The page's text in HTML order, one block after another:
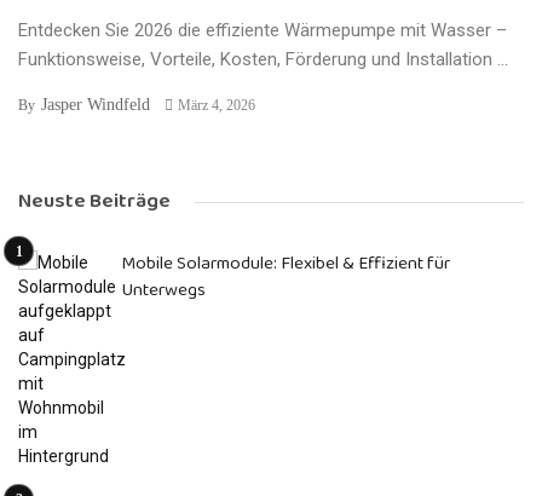
Entdecken Sie 2026 die effiziente Wärmepumpe mit Wasser –
Funktionsweise, Vorteile, Kosten, Förderung und Installation ...
By Jasper Windfeld März 4, 2026
Neuste Beiträge
Mobile Solarmodule: Flexibel & Effizient für
Unterwegs